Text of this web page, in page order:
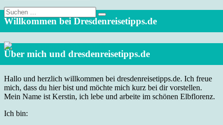
Suche
nach:
Willkommen bei Dresdenreisetipps.de
Über mich und dresdenreisetipps.de
Hallo und herzlich willkommen bei dresdenreisetipps.de. Ich freue
mich, dass du hier bist und möchte mich kurz bei dir vorstellen.
Mein Name ist Kerstin, ich lebe und arbeite im schönen Elbflorenz.
Ich bin: